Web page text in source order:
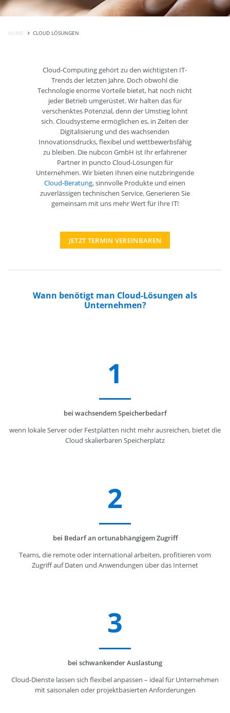
HOME CLOUD LÖSUNGEN
Cloud-Computing gehört zu den wichtigsten IT-
Trends der letzten Jahre. Doch obwohl die
Technologie enorme Vorteile bietet, hat noch nicht
jeder Betrieb umgerüstet. Wir halten das für
verschenktes Potenzial, denn der Umstieg lohnt
sich. Cloudsysteme ermöglichen es, in Zeiten der
Digitalisierung und des wachsenden
Innovationsdrucks, flexibel und wettbewerbsfähig
zu bleiben. Die nubcon GmbH ist Ihr erfahrener
Partner in puncto Cloud-Lösungen für
Unternehmen. Wir bieten Ihnen eine nutzbringende
Cloud-Beratung, sinnvolle Produkte und einen
zuverlässigen technischen Service. Generieren Sie
gemeinsam mit uns mehr Wert für Ihre IT!
JETZT TERMIN VEREINBAREN
Wann benötigt man Cloud-Lösungen als
Unternehmen?
1
bei wachsendem Speicherbedarf
wenn lokale Server oder Festplatten nicht mehr ausreichen, bietet die
Cloud skalierbaren Speicherplatz
2
bei Bedarf an ortunabhängigem Zugriff
Teams, die remote oder international arbeiten, profitieren vom
Zugriff auf Daten und Anwendungen über das Internet
3
bei schwankender Auslastung
Cloud-Dienste lassen sich flexibel anpassen – ideal für Unternehmen
mit saisonalen oder projektbasierten Anforderungen